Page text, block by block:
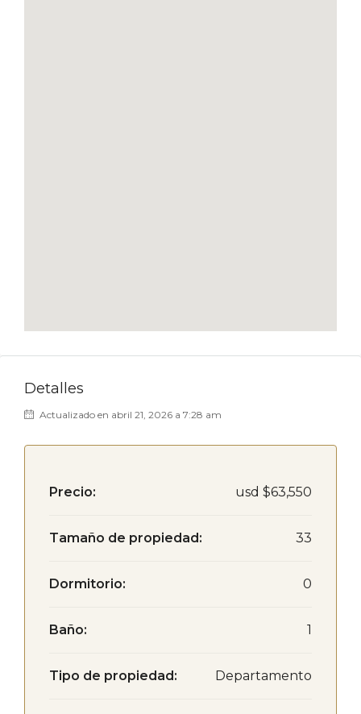
Detalles
Actualizado en abril 21, 2026 a 7:28 am
Precio: usd $63,550
Tamaño de propiedad: 33
Dormitorio: 0
Baño: 1
Tipo de propiedad: Departamento